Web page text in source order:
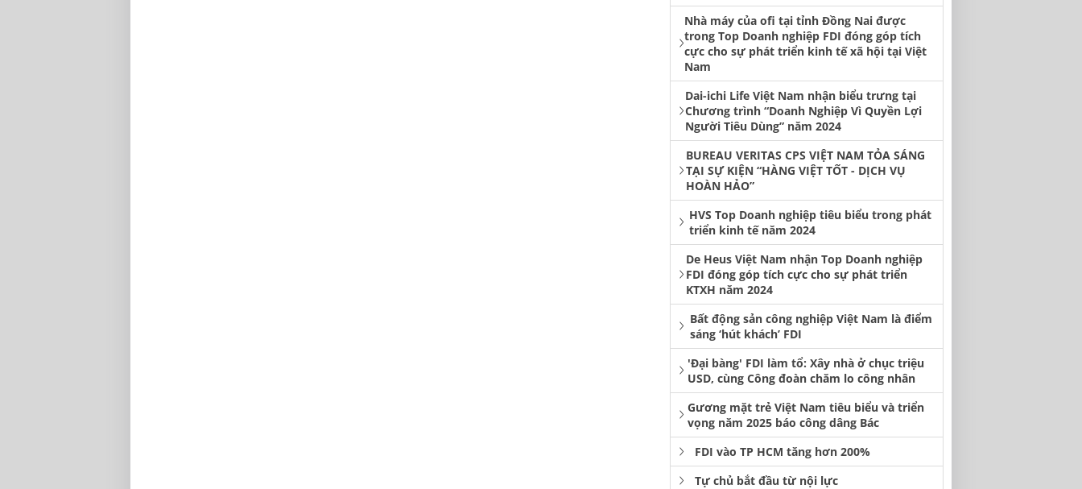
Nhà máy của ofi tại tỉnh Đồng Nai được
trong Top Doanh nghiệp FDI đóng góp tích
cực cho sự phát triển kinh tế xã hội tại Việt
Nam
Dai-ichi Life Việt Nam nhận biểu trưng tại
Chương trình “Doanh Nghiệp Vì Quyền Lợi
Người Tiêu Dùng” năm 2024
BUREAU VERITAS CPS VIỆT NAM TỎA SÁNG
TẠI SỰ KIỆN “HÀNG VIỆT TỐT - DỊCH VỤ
HOÀN HẢO”
HVS Top Doanh nghiệp tiêu biểu trong phát
triển kinh tế năm 2024
De Heus Việt Nam nhận Top Doanh nghiệp
FDI đóng góp tích cực cho sự phát triển
KTXH năm 2024
Bất động sản công nghiệp Việt Nam là điểm
sáng ‘hút khách’ FDI
'Đại bàng' FDI làm tổ: Xây nhà ở chục triệu
USD, cùng Công đoàn chăm lo công nhân
Gương mặt trẻ Việt Nam tiêu biểu và triển
vọng năm 2025 báo công dâng Bác
FDI vào TP HCM tăng hơn 200%
Tự chủ bắt đầu từ nội lực